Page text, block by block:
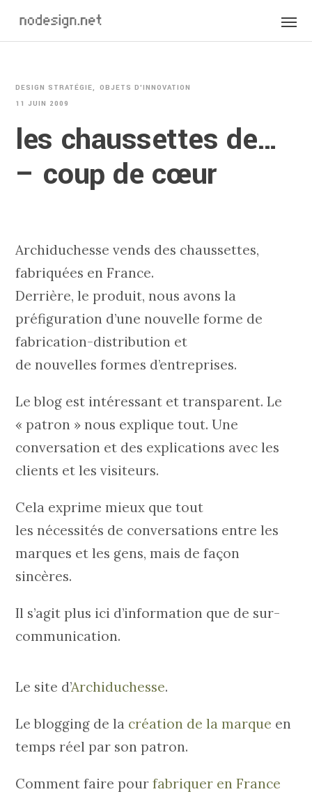
DESIGN STRATÉGIE
OBJETS D'INNOVATION
11 JUIN 2009
les chaussettes de…
– coup de cœur
Archiduchesse vends des chaussettes,
fabriquées en France.
Derrière, le produit, nous avons la
préfiguration d’une nouvelle forme de
fabrication-distribution et
de nouvelles formes d’entreprises.
Le blog est intéressant et transparent. Le
« patron » nous explique tout. Une
conversation et des explications avec les
clients et les visiteurs.
Cela exprime mieux que tout
les nécessités de conversations entre les
marques et les gens, mais de façon
sincères.
Il s’agit plus ici d’information que de sur-
communication.
Le site d’Archiduchesse.
Le blogging de la création de la marque en
temps réel par son patron.
Comment faire pourfabriquer en France